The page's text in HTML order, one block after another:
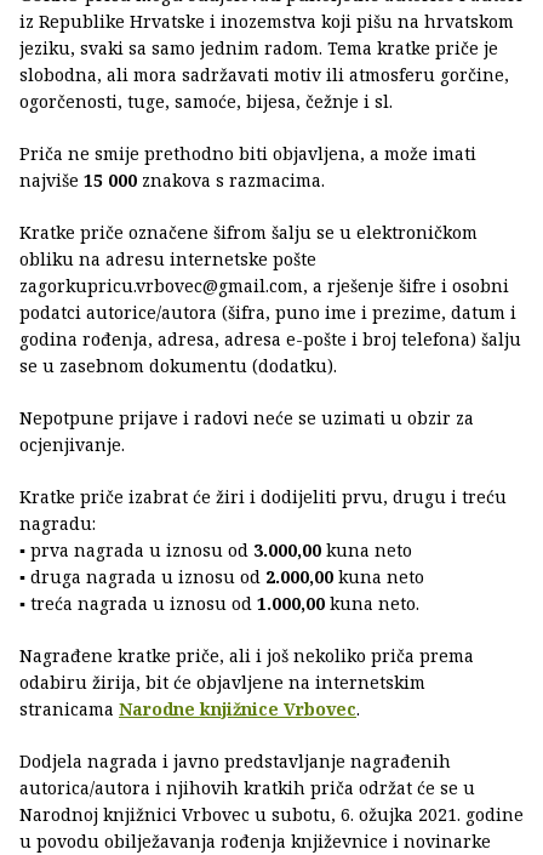
iz Republike Hrvatske i inozemstva koji pišu na hrvatskom
jeziku, svaki sa samo jednim radom. Tema kratke priče je
slobodna, ali mora sadržavati motiv ili atmosferu gorčine,
ogorčenosti, tuge, samoće, bijesa, čežnje i sl.
Priča ne smije prethodno biti objavljena, a može imati
najviše 15 000 znakova s razmacima.
Kratke priče označene šifrom šalju se u elektroničkom
obliku na adresu internetske pošte
zagorkupricu.vrbovec@gmail.com, a rješenje šifre i osobni
podatci autorice/autora (šifra, puno ime i prezime, datum i
godina rođenja, adresa, adresa e-pošte i broj telefona) šalju
se u zasebnom dokumentu (dodatku).
Nepotpune prijave i radovi neće se uzimati u obzir za
ocjenjivanje.
Kratke priče izabrat će žiri i dodijeliti prvu, drugu i treću
nagradu:
▪ prva nagrada u iznosu od 3.000,00 kuna neto
▪ druga nagrada u iznosu od 2.000,00 kuna neto
▪ treća nagrada u iznosu od 1.000,00 kuna neto.
Nagrađene kratke priče, ali i još nekoliko priča prema
odabiru žirija, bit će objavljene na internetskim
stranicama Narodne knjižnice Vrbovec.
Dodjela nagrada i javno predstavljanje nagrađenih
autorica/autora i njihovih kratkih priča održat će se u
Narodnoj knjižnici Vrbovec u subotu, 6. ožujka 2021. godine
u povodu obilježavanja rođenja književnice i novinarke